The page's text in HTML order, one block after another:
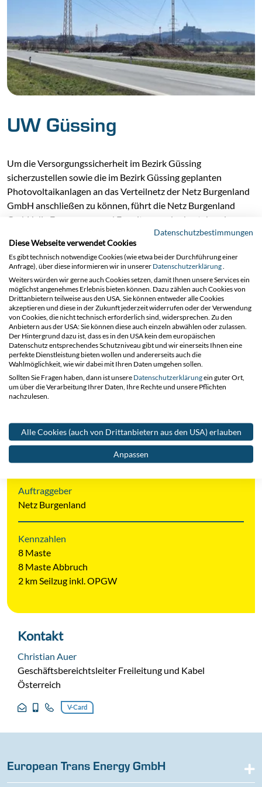
UW Güssing
Um die Versorgungssicherheit im Bezirk Güssing
sicherzustellen sowie die im Bezirk Güssing geplanten
Photovoltaikanlagen an das Verteilnetz der Netz Burgenland
GmbH anschließen zu können, führt die Netz Burgenland
GmbH die Erneuerung und Erweiterung des bestehenden
110-220-kV-Umspannwerkes Güssing sowie die Erweiterung
der 110-kV-Leitungseinbindung durch. Dazu werden acht
neue Maste inklusive neuer Verseilung (2er Bündel) für die
nördliche und südliche UW-Einbindung errichtet.
Projektkennzahlen
Projektbereich
Freileitung und Kabel Österreich (kurz FKA)
Projektstart
Projektende
Auftraggeber
Netz Burgenland
Kennzahlen
8 Maste
8 Maste Abbruch
2 km Seilzug inkl. OPGW
Kontakt
Christian Auer
Geschäftsbereichtsleiter Freileitung und Kabel
Österreich
V-Card
European Trans Energy GmbH
Datenschutzbestimmungen
Diese Webseite verwendet Cookies
Es gibt technisch notwendige Cookies (wie etwa bei der Durchführung einer
Anfrage), über diese informieren wir in unserer Datenschutzerklärung
Weiters würden wir gerne auch Cookies setzen, damit Ihnen unsere Services ein
möglichst angenehmes Erlebnis bieten können. Dazu zählen auch Cookies von
Drittanbietern teilweise aus den USA. Sie können entweder alle Cookies
akzeptieren und diese in der Zukunft jederzeit widerrufen oder der Verwendung
von Cookies, die nicht technisch erforderlich sind, widersprechen. Zu den
Anbietern aus der USA: Sie können diese auch einzeln abwählen oder zulassen.
Der Hintergrund dazu ist, dass es in den USA kein dem europäischen
Datenschutz entsprechendes Schutzniveau gibt und wir einerseits Ihnen eine
perfekte Dienstleistung bieten wollen und andererseits auch die
Wahlmöglichkeit, wie wir dabei mit Ihren Daten umgehen sollen.
Sollten Sie Fragen haben, dann ist unsere Datenschutzerklärungein guter Ort,
um über die Verarbeitung Ihrer Daten, Ihre Rechte und unsere Pflichten
nachzulesen.
Alle Cookies (auch von Drittanbietern aus den USA) erlauben
Anpassen